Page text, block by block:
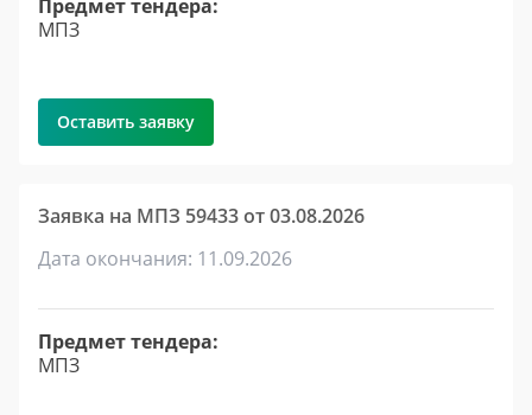
Предмет тендера:
МПЗ
Оставить заявку
Заявка на МПЗ 59433 от 03.08.2026
Дата окончания: 11.09.2026
Предмет тендера:
МПЗ